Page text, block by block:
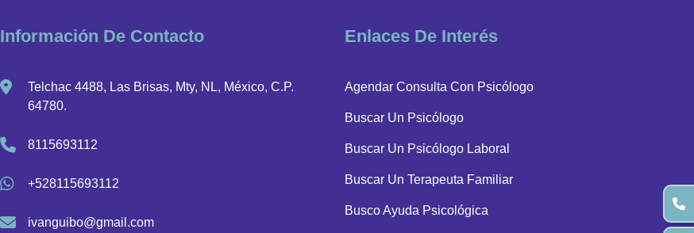
Información De Contacto
Telchac 4488, Las Brisas, Mty, NL, México, C.P.
64780.
8115693112
+528115693112
ivanguibo@gmail.com
Enlaces De Interés
Agendar Consulta Con Psicólogo
Buscar Un Psicólogo
Buscar Un Psicólogo Laboral
Buscar Un Terapeuta Familiar
Busco Ayuda Psicológica